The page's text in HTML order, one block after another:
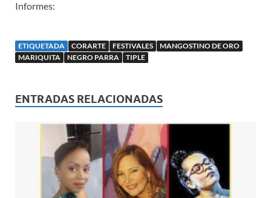
Informes:
ETIQUETADA CORARTE FESTIVALES
MANGOSTINO DE ORO
MARIQUITA
NEGRO PARRA TIPLE
ENTRADAS RELACIONADAS